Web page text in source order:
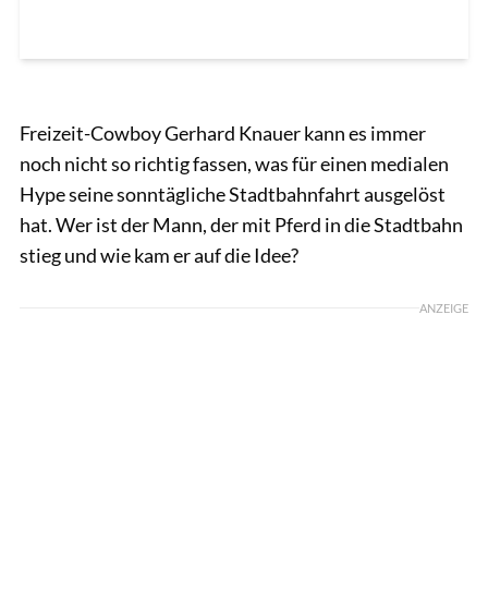
Freizeit-Cowboy Gerhard Knauer kann es immer
noch nicht so richtig fassen, was für einen medialen
Hype seine sonntägliche Stadtbahnfahrt ausgelöst
hat. Wer ist der Mann, der mit Pferd in die Stadtbahn
stieg und wie kam er auf die Idee?
ANZEIGE